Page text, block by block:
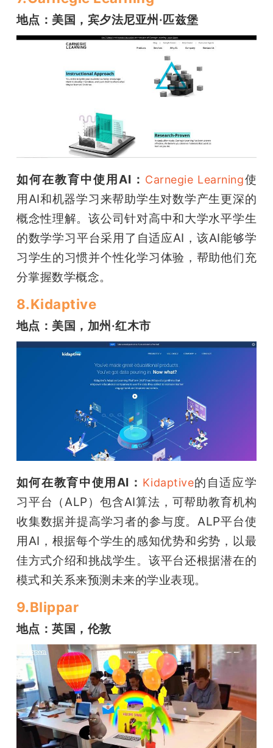
地点：美国，宾夕法尼亚州·匹兹堡
如何在教育中使用AI： Carnegie Learning使
用AI和机器学习来帮助学生对数学产生更深的
概念性理解。该公司针对高中和大学水平学生
的数学学习平台采用了自适应AI，该AI能够学
习学生的习惯并个性化学习体验，帮助他们充
分掌握数学概念。
8.Kidaptive
地点：美国，加州·红木市
如何在教育中使用AI： Kidaptive的自适应学
习平台（ALP）包含AI算法，可帮助教育机构
收集数据并提高学习者的参与度。ALP平台使
用AI，根据每个学生的感知优势和劣势，以最
佳方式介绍和挑战学生。该平台还根据潜在的
模式和关系来预测未来的学业表现。
9.Blippar
地点：英国，伦敦